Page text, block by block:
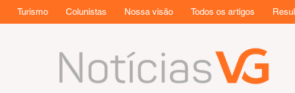
Turismo Colunistas Nossa visão Todos os artigos